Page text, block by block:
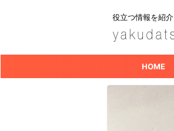
役立つ情報を紹介
HOME